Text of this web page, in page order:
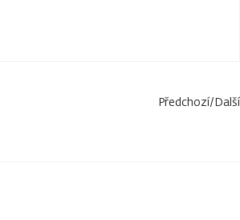
Předchozí/Další